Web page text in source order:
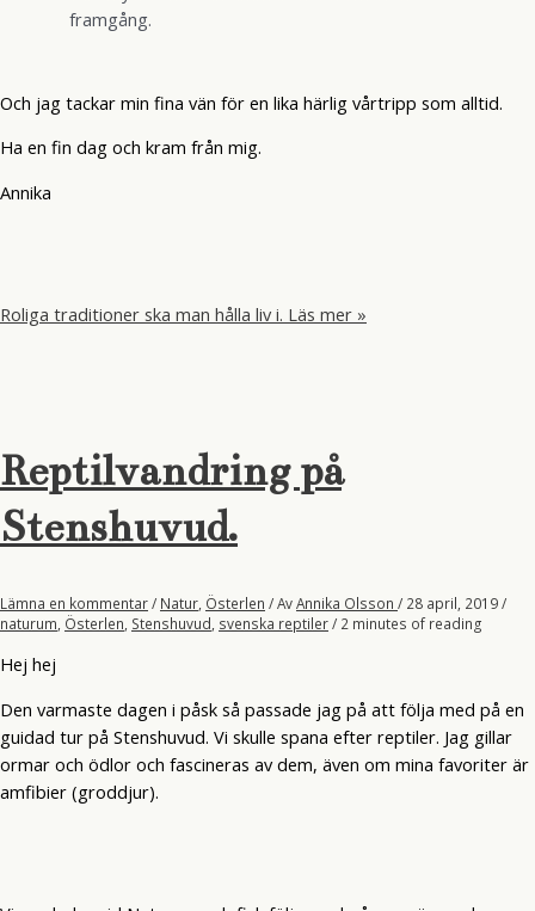
framgång.
Och jag tackar min fina vän för en lika härlig vårtripp som alltid.
Ha en fin dag och kram från mig.
Annika
Roliga traditioner ska man hålla liv i. Läs mer »
Reptilvandring på
Stenshuvud.
Lämna en kommentar/ Natur Österlen / AvAnnika Olsson / 28 april, 2019/
naturum Österlen Stenshuvud svenska reptiler/ 2 minutes of reading
Hej hej
Den varmaste dagen i påsk så passade jag på att följa med på en
guidad tur på Stenshuvud. Vi skulle spana efter reptiler. Jag gillar
ormar och ödlor och fascineras av dem, även om mina favoriter är
amfibier (groddjur).